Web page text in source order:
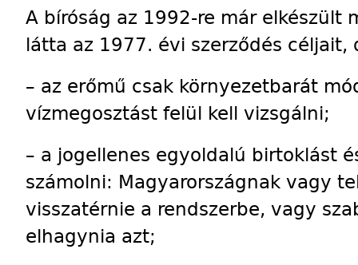
A bíróság az 1992-re már elkészült
látta az 1977. évi szerződés
– az erőmű csak környezetbarát
vízmegosztást felül kell vizsgálni;
– a jogellenes egyoldalú birtoklást
számolni: Magyarországnak vagy
visszatérnie a rendszerbe, vagy
elhagynia azt;